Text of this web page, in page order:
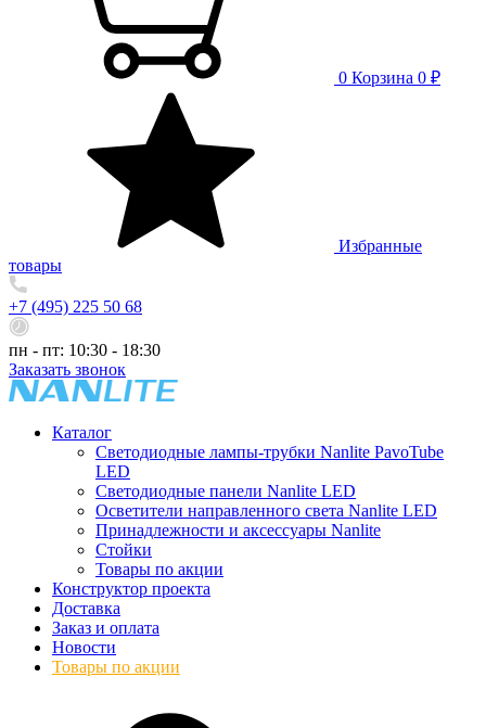
0 Корзина 0 ₽
Избранные
товары
+7 (495) 225 50 68
пн - пт: 10:30 - 18:30
Заказать звонок
Каталог
Светодиодные лампы-трубки Nanlite PavoTube
LED
Светодиодные панели Nanlite LED
Осветители направленного света Nanlite LED
Принадлежности и аксессуары Nanlite
Стойки
Товары по акции
Конструктор проекта
Доставка
Заказ и оплата
Новости
Товары по акции